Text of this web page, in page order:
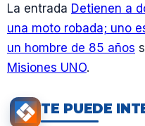
La entrada Detienen a
una moto robada; uno
un hombre de 85 años
Misiones UNO.
TE PUEDE